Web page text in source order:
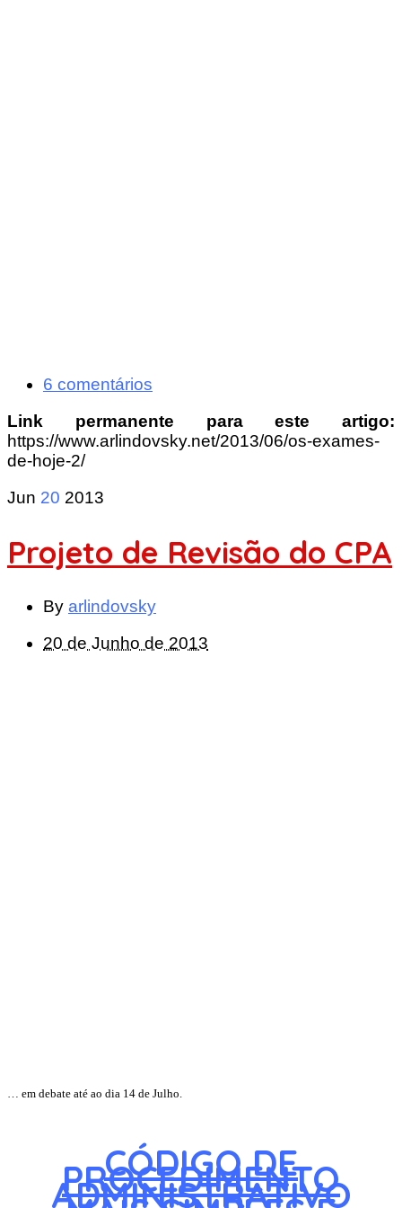
6 comentários
Link permanente para este artigo:
https://www.arlindovsky.net/2013/06/os-exames-
de-hoje-2/
Jun 20 2013
Projeto de Revisão do CPA
By arlindovsky
20 de Junho de 2013
… em debate até ao dia 14 de Julho.
CÓDIGO DE
PROCEDIMENTO
ADMINISTRATIVO